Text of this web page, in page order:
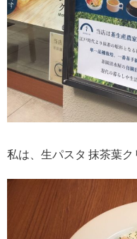
私は、生パスタ 抹茶葉ク